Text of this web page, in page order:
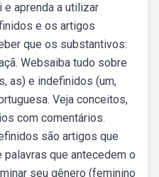
aprenda a utilizar
e os artigos
que os substantivos:
Websaiba tudo sobre
as) e indefinidos (um,
Veja conceitos,
com comentários.
são artigos que
que antecedem o
seu gênero (feminino